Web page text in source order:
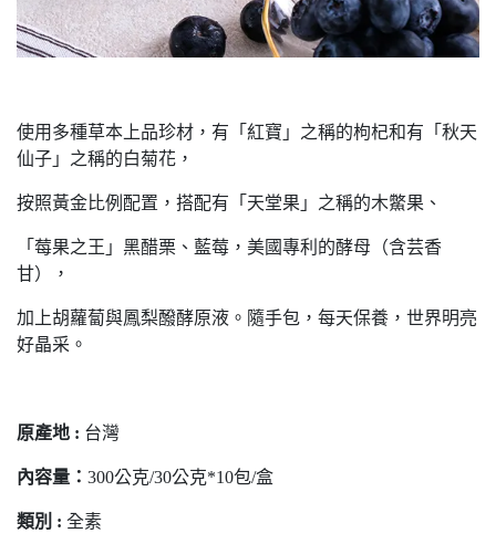
使用多種草本上品珍材，有「紅寶」之稱的枸杞和有「秋天
仙子」之稱的白菊花，
按照黃金比例配置，搭配有「天堂果」之稱的木鱉果、
「莓果之王」黑醋栗、藍莓，美國專利的酵母（含芸香
甘），
加上胡蘿蔔與鳳梨醱酵原液。隨手包，每天保養，世界明亮
好晶采。
原產地 : 台灣
內容量： 300公克/30公克*10包/盒
類別 : 全素